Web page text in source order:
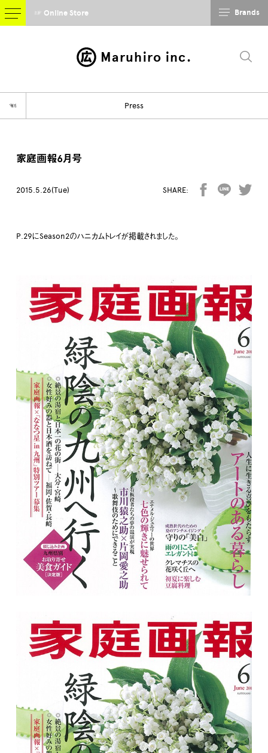
Maruhiro inc.
☞ Online Store Brands
Press
☜
家庭画報6月号
2015.5.26(Tue) SHARE:
P.29にSeason2のハニカムトレイが掲載されました。